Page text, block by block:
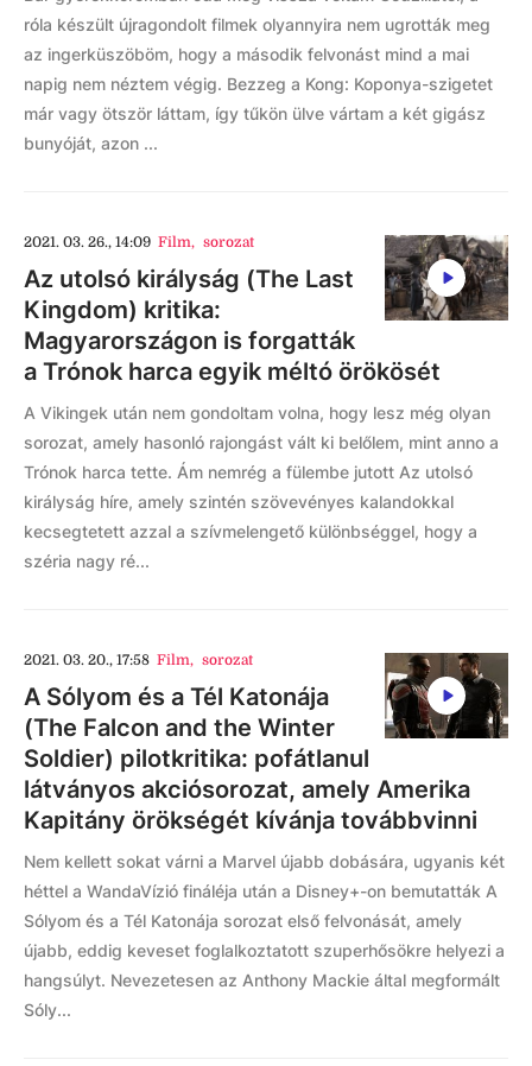
róla készült újragondolt filmek olyannyira nem ugrották meg
az ingerküszöböm, hogy a második felvonást mind a mai
napig nem néztem végig. Bezzeg a Kong: Koponya-szigetet
már vagy ötször láttam, így tűkön ülve vártam a két gigász
bunyóját, azon ...
2021. 03. 26., 14:09 Film, sorozat
Az utolsó királyság (The Last
Kingdom) kritika:
Magyarországon is forgatták
a Trónok harca egyik méltó örökösét
A Vikingek után nem gondoltam volna, hogy lesz még olyan
sorozat, amely hasonló rajongást vált ki belőlem, mint anno a
Trónok harca tette. Ám nemrég a fülembe jutott Az utolsó
királyság híre, amely szintén szövevényes kalandokkal
kecsegtetett azzal a szívmelengető különbséggel, hogy a
széria nagy ré...
2021. 03. 20., 17:58 Film, sorozat
A Sólyom és a Tél Katonája
(The Falcon and the Winter
Soldier) pilotkritika: pofátlanul
látványos akciósorozat, amely Amerika
Kapitány örökségét kívánja továbbvinni
Nem kellett sokat várni a Marvel újabb dobására, ugyanis két
héttel a WandaVízió fináléja után a Disney+-on bemutatták A
Sólyom és a Tél Katonája sorozat első felvonását, amely
újabb, eddig keveset foglalkoztatott szuperhősökre helyezi a
hangsúlyt. Nevezetesen az Anthony Mackie által megformált
Sóly...